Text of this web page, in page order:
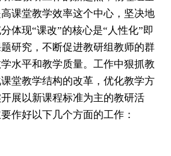
课堂教学效率这个中心，坚决地
体现“课改”的核心是“人性化”即
研究，不断促进教研组教师的群
水平和教学质量。工作中狠抓教
堂教学结构的改革，优化教学方
展以新课程标准为主的教研活
作好以下几个方面的工作：